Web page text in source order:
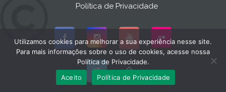
Política de Privacidade
Utilizamos cookies para melhorar a sua experiência nesse site.
Para mais informações sobre o uso de cookies, acesse nossa
Política de Privacidade.
Aceito
Política de Privacidade